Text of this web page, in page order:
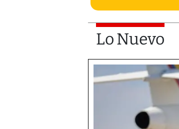
Lo Nuevo